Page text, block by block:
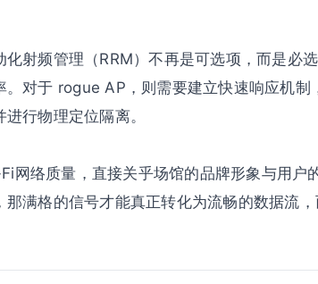
化射频管理（RRM）不再是可选项，而是必
。对于 rogue AP，则需要建立快速响应机制
行物理定位隔离。
网络质量，直接关乎场馆的品牌形象与用户
那满格的信号才能真正转化为流畅的数据流，